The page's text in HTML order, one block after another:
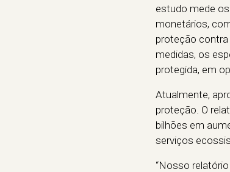
estudo mede
monetários,
proteção
medidas, os
protegida, em
Atualmente,
proteção. O
bilhões em
serviços
“Nosso